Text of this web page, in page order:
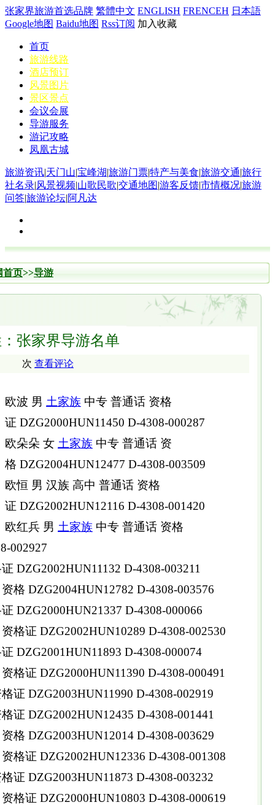
张家界旅游首选品牌 繁體中文 ENGLISH FRENCEH 日本語
Google地图 Baidu地图 Rss订阅 加入收藏
首页
旅游线路
酒店预订
风景图片
景区景点
会议会展
导游服务
游记攻略
凤凰古城
旅游资讯|天门山|宝峰湖|旅游门票|特产与美食|旅游交通|旅行
社名录|风景视频|山歌民歌|交通地图|游客反馈|市情概况|旅游
问答|旅游论坛|阿凡达
首页>>导游
张家界导游名单
次 查看评论
欧波 男 土家族 中专 普通话 资格
证 DZG2000HUN11450 D-4308-000287
欧朵朵 女 土家族 中专 普通话 资
格 DZG2004HUN12477 D-4308-003509
欧恒 男 汉族 高中 普通话 资格
证 DZG2002HUN12116 D-4308-001420
欧红兵 男 土家族 中专 普通话 资格
002927
DZG2002HUN11132 D-4308-003211
格 DZG2004HUN12782 D-4308-003576
DZG2000HUN21337 D-4308-000066
格证 DZG2002HUN10289 D-4308-002530
DZG2001HUN11893 D-4308-000074
格证 DZG2000HUN11390 D-4308-000491
证 DZG2003HUN11990 D-4308-002919
证 DZG2002HUN12435 D-4308-001441
格 DZG2003HUN12014 D-4308-003629
格证 DZG2002HUN12336 D-4308-001308
证 DZG2003HUN11873 D-4308-003232
格证 DZG2000HUN10803 D-4308-000619